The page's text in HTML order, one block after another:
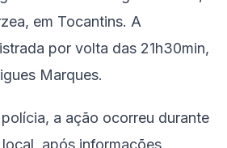
em Tocantins. A
por volta das 21h30min,
Marques.
a ação ocorreu durante